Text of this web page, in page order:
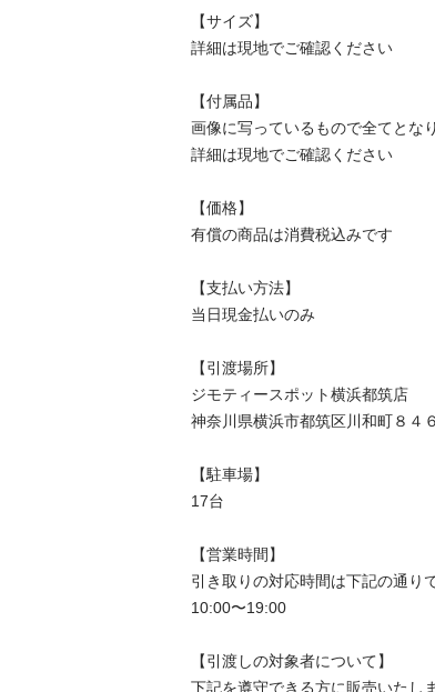
【サイズ】
詳細は現地でご確認ください
【付属品】
画像に写っているもので全てとな
詳細は現地でご確認ください
【価格】
有償の商品は消費税込みです
【⽀払い⽅法】
当⽇現⾦払いのみ
【引渡場所】
ジモティースポット横浜都筑店
神奈川県横浜市都筑区川和町８４
【駐⾞場】
17台
【営業時間】
引き取りの対応時間は下記の通り
10:00〜19:00
【引渡しの対象者について】
下記を遵守できる⽅に販売いたしま